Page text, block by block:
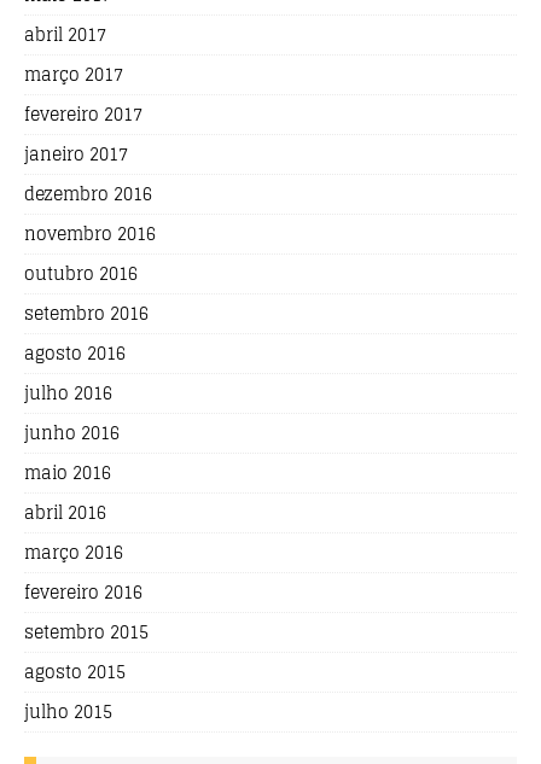
abril 2017
março 2017
fevereiro 2017
janeiro 2017
dezembro 2016
novembro 2016
outubro 2016
setembro 2016
agosto 2016
julho 2016
junho 2016
maio 2016
abril 2016
março 2016
fevereiro 2016
setembro 2015
agosto 2015
julho 2015